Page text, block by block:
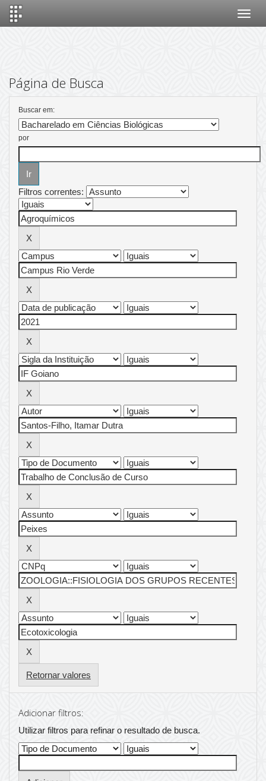
Página de Busca
Buscar em:
por
Filtros correntes:
Retornar valores
Adicionar filtros:
Utilizar filtros para refinar o resultado de busca.